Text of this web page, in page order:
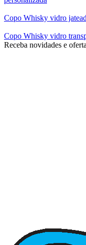
Copo Whisky vidro
Copo Whisky vidro
Receba novidades e